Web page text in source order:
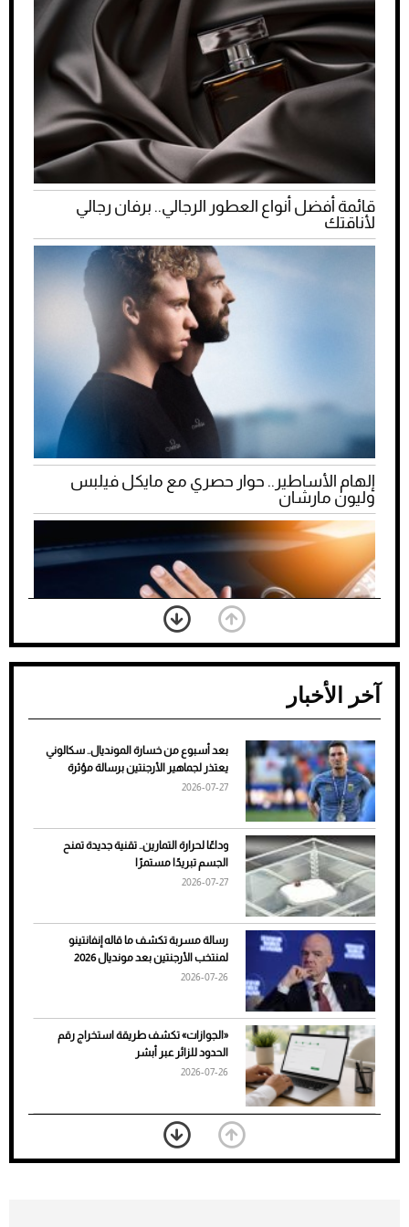
قائمة أفضل أنواع العطور الرجالي.. برفان رجالي
لأناقتك
إلهام الأساطير.. حوار حصري مع مايكل فيلبس
وليون مارشان
ضعف تبريد مكيف السيارة عند الوقوف.. أشهر
الأسباب والحلول
7 نصائح لاختيار لون البنطلون المناسب للقميص
الأسود
آخر الأخبار
بعد أسبوع من خسارة المونديال.. سكالوني
يعتذر لجماهير الأرجنتين برسالة مؤثرة
2026-07-27
وداعًا لحرارة التمارين.. تقنية جديدة تمنح
الجسم تبريدًا مستمرًا
2026-07-27
رسالة مسربة تكشف ما قاله إنفانتينو
لمنتخب الأرجنتين بعد مونديال 2026
2026-07-26
«الجوازات» تكشف طريقة استخراج رقم
الحدود للزائر عبر أبشر
2026-07-26
بعد 7 أشهر من تعرضه لحادث مروع.. جوشوا
يفوز على برينغا بـ"الضربة القاضية" (فيديو)